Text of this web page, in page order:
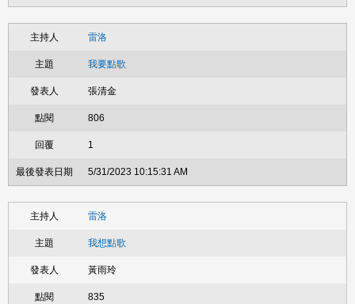
雷洛
我要點歌
張清金
806
1
5/31/2023 10:15:31 AM
雷洛
我想點歌
黃雨玲
835